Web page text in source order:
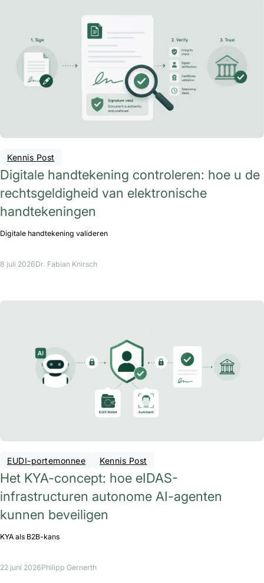
Kennis Post
Digitale handtekening controleren: hoe u de
rechtsgeldigheid van elektronische
handtekeningen
Digitale handtekening valideren
8 juli 2026Dr. Fabian Knirsch
EUDI-portemonnee Kennis Post
Het KYA-concept: hoe eIDAS-
infrastructuren autonome AI-agenten
kunnen beveiligen
KYA als B2B-kans
22 juni 2026Philipp Gernerth